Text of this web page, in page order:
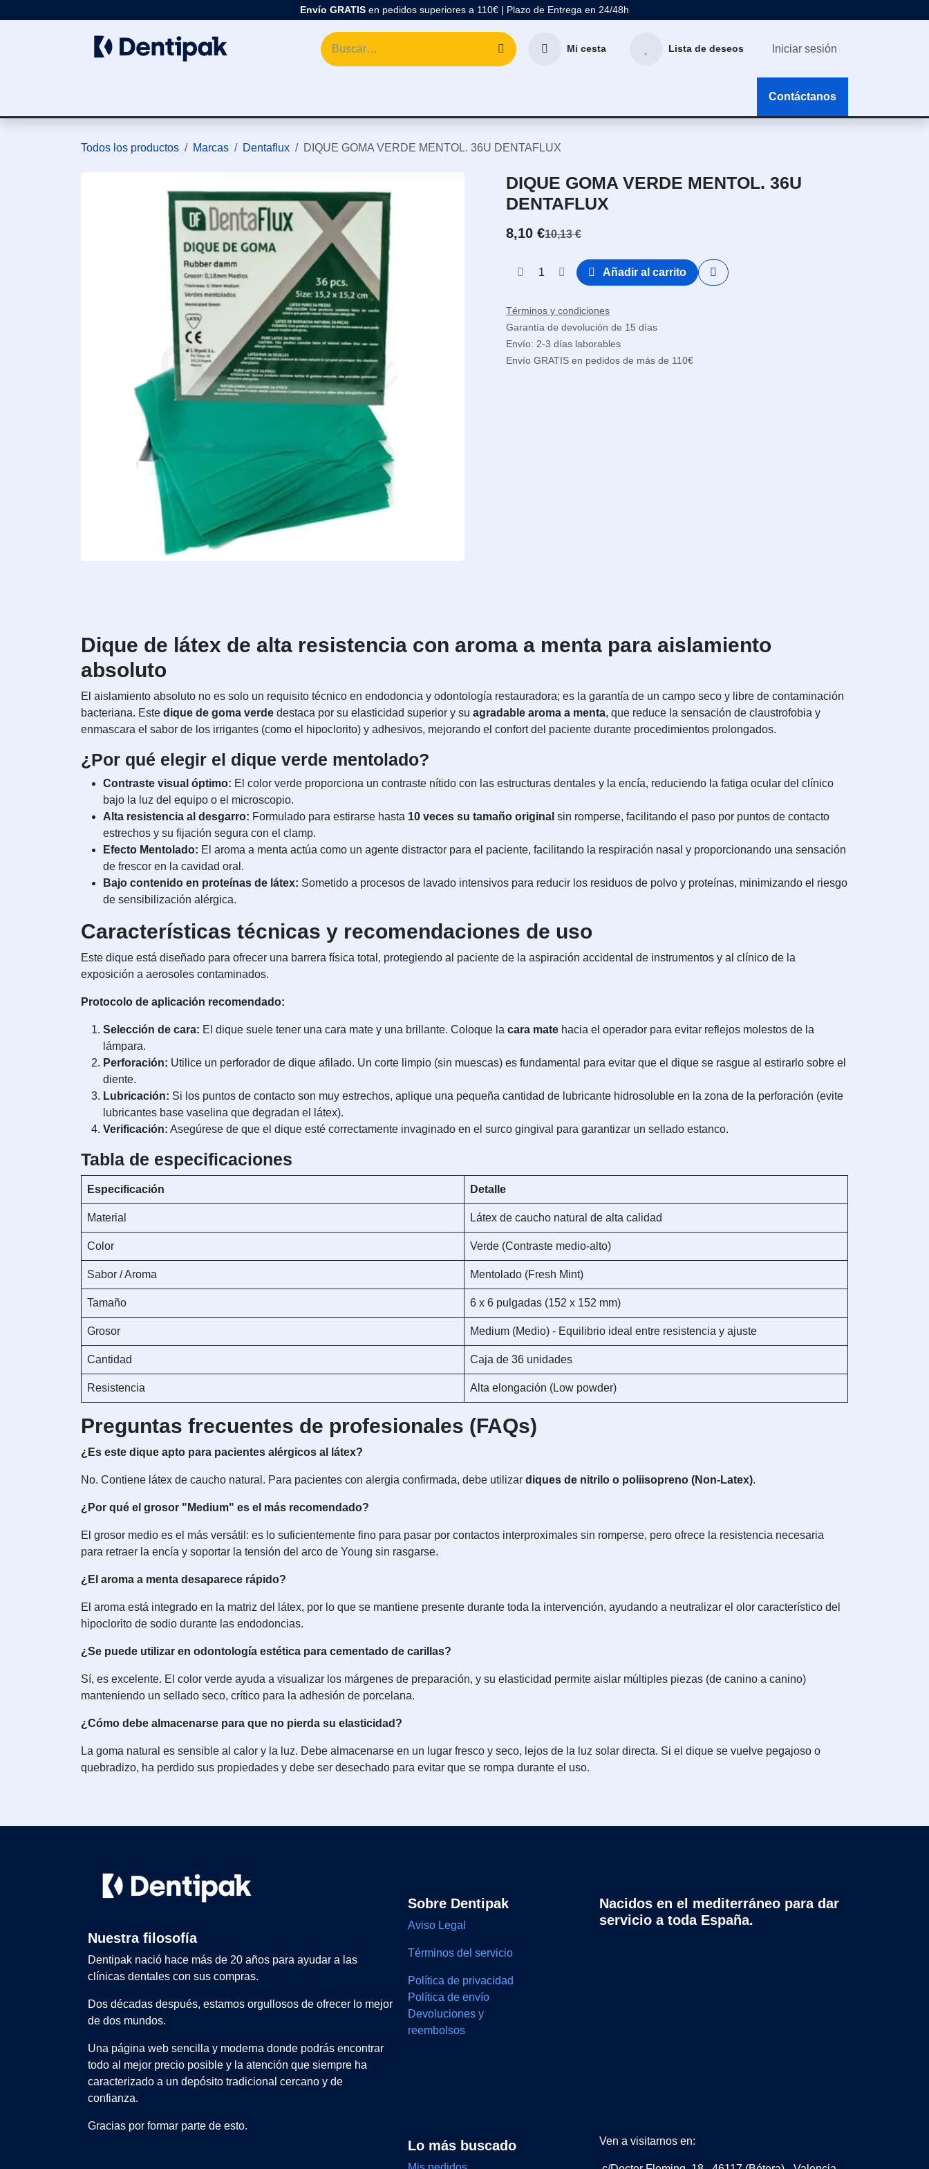
Envío GRATIS en pedidos superiores a 110€ | Plazo de Entrega en 24/48h
Mi cesta Lista de deseos Iniciar sesión
Contáctanos
Todos los productos Marcas Dentaflux DIQUE GOMA VERDE MENTOL. 36U DENTAFLUX
DIQUE GOMA VERDE MENTOL. 36U
DENTAFLUX
8,10 €10,13€
Añadir al carrito
Términos y condiciones
Garantía de devolución de 15 días
Envío: 2-3 días laborables
Envío GRATIS en pedidos de más de 110€
Dique de látex de alta resistencia con aroma a menta para aislamiento
absoluto
El aislamiento absoluto no es solo un requisito técnico en endodoncia y odontología restauradora; es la garantía de un campo seco y libre de contaminación
bacteriana. Este dique de goma verde destaca por su elasticidad superior y su agradable aroma a menta, que reduce la sensación de claustrofobia y
enmascara el sabor de los irrigantes (como el hipoclorito) y adhesivos, mejorando el confort del paciente durante procedimientos prolongados.
¿Por qué elegir el dique verde mentolado?
Contraste visual óptimo: El color verde proporciona un contraste nítido con las estructuras dentales y la encía, reduciendo la fatiga ocular del clínico
bajo la luz del equipo o el microscopio.
Alta resistencia al desgarro: Formulado para estirarse hasta 10 veces su tamaño original sin romperse, facilitando el paso por puntos de contacto
estrechos y su fijación segura con el clamp.
Efecto Mentolado: El aroma a menta actúa como un agente distractor para el paciente, facilitando la respiración nasal y proporcionando una sensación
de frescor en la cavidad oral.
Bajo contenido en proteínas de látex: Sometido a procesos de lavado intensivos para reducir los residuos de polvo y proteínas, minimizando el riesgo
de sensibilización alérgica.
Características técnicas y recomendaciones de uso
Este dique está diseñado para ofrecer una barrera física total, protegiendo al paciente de la aspiración accidental de instrumentos y al clínico de la
exposición a aerosoles contaminados.
Protocolo de aplicación recomendado:
Selección de cara: El dique suele tener una cara mate y una brillante. Coloque la cara mate hacia el operador para evitar reflejos molestos de la
lámpara.
Perforación: Utilice un perforador de dique afilado. Un corte limpio (sin muescas) es fundamental para evitar que el dique se rasgue al estirarlo sobre el
diente.
Lubricación: Si los puntos de contacto son muy estrechos, aplique una pequeña cantidad de lubricante hidrosoluble en la zona de la perforación (evite
lubricantes base vaselina que degradan el látex).
Verificación: Asegúrese de que el dique esté correctamente invaginado en el surco gingival para garantizar un sellado estanco.
Tabla de especificaciones
Especificación Detalle
Material Látex de caucho natural de alta calidad
Color Verde (Contraste medio-alto)
Sabor / Aroma Mentolado (Fresh Mint)
Tamaño 6 x 6 pulgadas (152 x 152 mm)
Grosor Medium (Medio) - Equilibrio ideal entre resistencia y ajuste
Cantidad Caja de 36 unidades
Resistencia Alta elongación (Low powder)
Preguntas frecuentes de profesionales (FAQs)
¿Es este dique apto para pacientes alérgicos al látex?
No. Contiene látex de caucho natural. Para pacientes con alergia confirmada, debe utilizar diques de nitrilo o poliisopreno (Non-Latex).
¿Por qué el grosor "Medium" es el más recomendado?
El grosor medio es el más versátil: es lo suficientemente fino para pasar por contactos interproximales sin romperse, pero ofrece la resistencia necesaria
para retraer la encía y soportar la tensión del arco de Young sin rasgarse.
¿El aroma a menta desaparece rápido?
El aroma está integrado en la matriz del látex, por lo que se mantiene presente durante toda la intervención, ayudando a neutralizar el olor característico del
hipoclorito de sodio durante las endodoncias.
¿Se puede utilizar en odontología estética para cementado de carillas?
Sí, es excelente. El color verde ayuda a visualizar los márgenes de preparación, y su elasticidad permite aislar múltiples piezas (de canino a canino)
manteniendo un sellado seco, crítico para la adhesión de porcelana.
¿Cómo debe almacenarse para que no pierda su elasticidad?
La goma natural es sensible al calor y la luz. Debe almacenarse en un lugar fresco y seco, lejos de la luz solar directa. Si el dique se vuelve pegajoso o
quebradizo, ha perdido sus propiedades y debe ser desechado para evitar que se rompa durante el uso.
Lo más buscado
Sobre Dentipak
Aviso Legal
Términos del servicio
Política de privacidad
Política de envío
Devoluciones y
reembolsos
Nacidos en el mediterráneo para dar
servicio a toda España.
Ven a visitarnos en:
Nuestra filosofía
Dentipak nació hace más de 20 años para ayudar a las
clínicas dentales con sus compras.
Dos décadas después, estamos orgullosos de ofrecer lo mejor
de dos mundos.
Una página web sencilla y moderna donde podrás encontrar
todo al mejor precio posible y la atención que siempre ha
caracterizado a un depósito tradicional cercano y de
confianza.
Gracias por formar parte de esto.